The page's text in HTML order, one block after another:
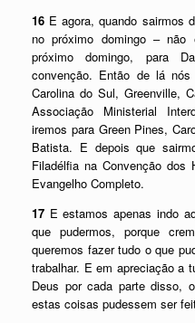
16 E agora, quando sairmos
no próximo domingo –
próximo domingo, para
convenção. Então de lá
Carolina do Sul, Greenville,
Associação Ministerial
iremos para Green Pines,
Batista. E depois que
Filadélfia na Convenção dos
Evangelho Completo.
17 E estamos apenas indo
que pudermos, porque
queremos fazer tudo o que
trabalhar. E em apreciação a
Deus por cada parte disso,
estas coisas pudessem ser